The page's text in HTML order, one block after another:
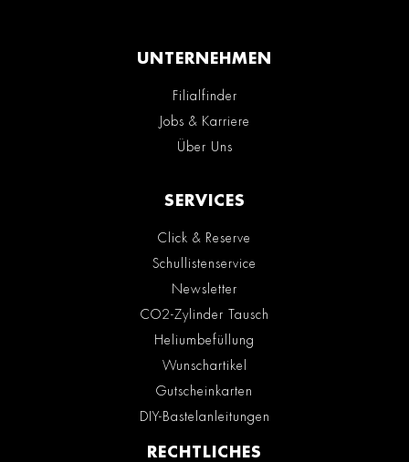
UNTERNEHMEN
Filialfinder
Jobs & Karriere
Über Uns
SERVICES
Click & Reserve
Schullistenservice
Newsletter
CO2-Zylinder Tausch
Heliumbefüllung
Wunschartikel
Gutscheinkarten
DIY-Bastelanleitungen
RECHTLICHES